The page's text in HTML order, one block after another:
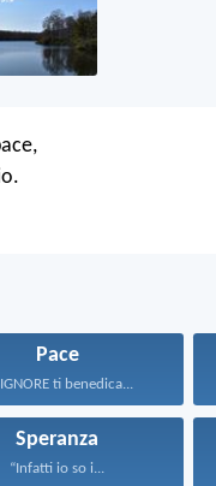
Pace
ti benedica...
Speranza
“Infatti io so i...